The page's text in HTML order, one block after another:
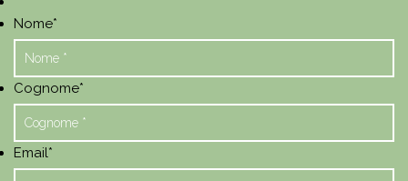
Nome*
Cognome*
Email*